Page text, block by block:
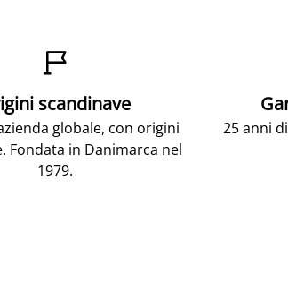

scandinave
globale, con origini
Fondata in Danimarca nel
1979.
25 anni